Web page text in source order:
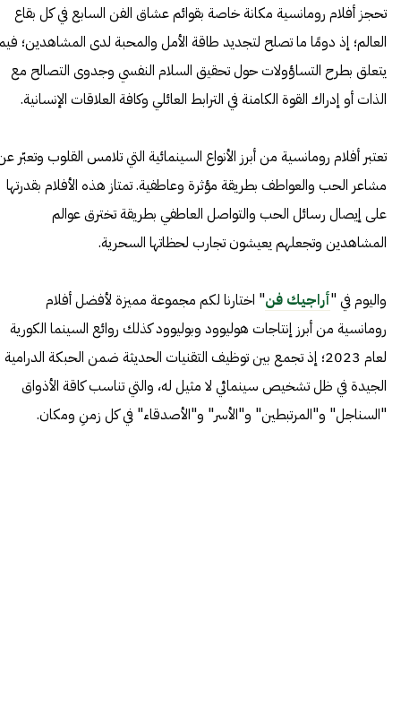
تحجز أفلام رومانسية مكانة خاصة بقوائم عشاق الفن السابع في كل بقاع
العالم؛ إذ دومًا ما تصلح لتجديد طاقة الأمل والمحبة لدى المشاهدين؛
يتعلق بطرح التساؤولات حول تحقيق السلام النفسي وجدوى التصالح مع
الذات أو إدراك القوة الكامنة في الترابط العائلي وكافة العلاقات الإنسانية.
تعتبر أفلام رومانسية من أبرز الأنواع السينمائية التي تلامس القلوب وتعبّر
مشاعر الحب والعواطف بطريقة مؤثرة وعاطفية. تمتاز هذه الأفلام بقدرتها
على إيصال رسائل الحب والتواصل العاطفي بطريقة تخترق عوالم
المشاهدين وتجعلهم يعيشون تجارب لحظاتها السحرية.
واليوم في "أراجيك فن" اختارنا لكم مجموعة مميزة لأفضل أفلام
رومانسية من أبرز إنتاجات هوليوود وبوليوود كذلك روائع السينما الكورية
لعام 2023؛ إذ تجمع بين توظيف التقنيات الحديثة ضمن الحبكة الدرامية
الجيدة في ظل تشخيص سينمائي لا مثيل له، والتي تناسب كاقة الأذواق
"السناجل" و"المرتبطين" و"الأسر" و"الأصدقاء" في كل زمنِ ومكان.